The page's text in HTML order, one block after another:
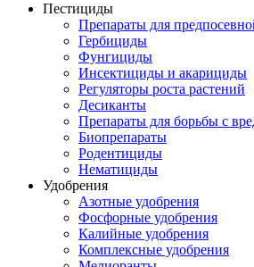
Пестициды
Препараты для
Гербициды
Фунгициды
Инсектициды и акарициды
Регуляторы роста растений
Десиканты
Препараты для борьбы с
Биопрепараты
Родентициды
Нематициды
Удобрения
Азотные удобрения
Фосфорные удобрения
Калийные удобрения
Комплексные удобрения